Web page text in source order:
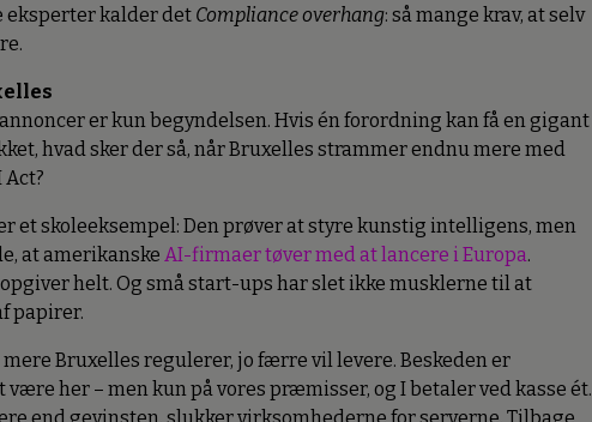
eksperter kalder det Compliance overhang: så mange krav, at selv
er kun begyndelsen. Hvis én forordning kan få en gigant
hvad sker der så, når Bruxelles strammer endnu mere med
Act?
et skoleeksempel: Den prøver at styre kunstig intelligens, men
at amerikanske AI-firmaer tøver med at lancere i Europa.
helt. Og små start-ups har slet ikke musklerne til at
papirer.
Bruxelles regulerer, jo færre vil levere. Beskeden er
være her – men kun på vores præmisser, og I betaler ved kasse ét.